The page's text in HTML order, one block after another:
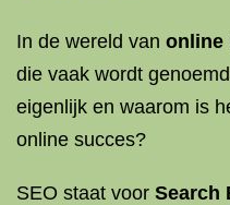
In de wereld van online
die vaak wordt
eigenlijk en waarom is
online succes?
SEO staat voor Search